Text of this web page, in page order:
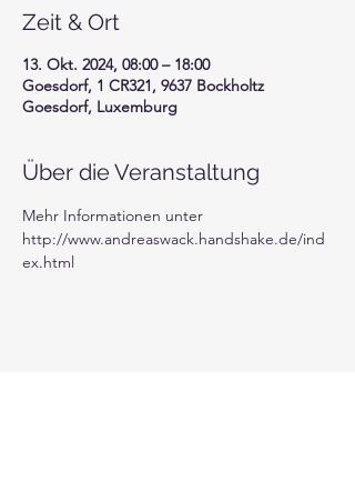
Zeit & Ort
13. Okt. 2024, 08:00 – 18:00
Goesdorf, 1 CR321, 9637 Bockholtz
Goesdorf, Luxemburg
Über die Veranstaltung
Mehr Informationen unter
http://www.andreaswack.handshake.de/ind
ex.html